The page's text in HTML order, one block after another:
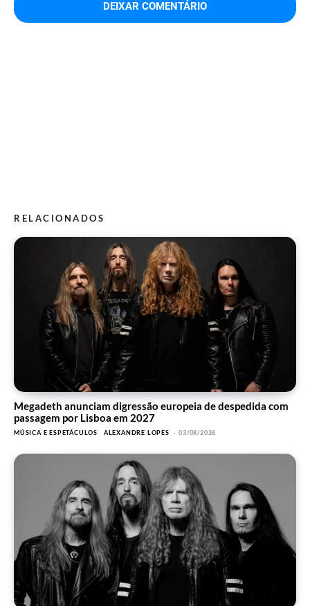
RELACIONADOS
Megadeth anunciam digressão europeia de despedida com
passagem por Lisboa em 2027
MÚSICA E ESPETÁCULOS ALEXANDRE LOPES - 03/08/2026